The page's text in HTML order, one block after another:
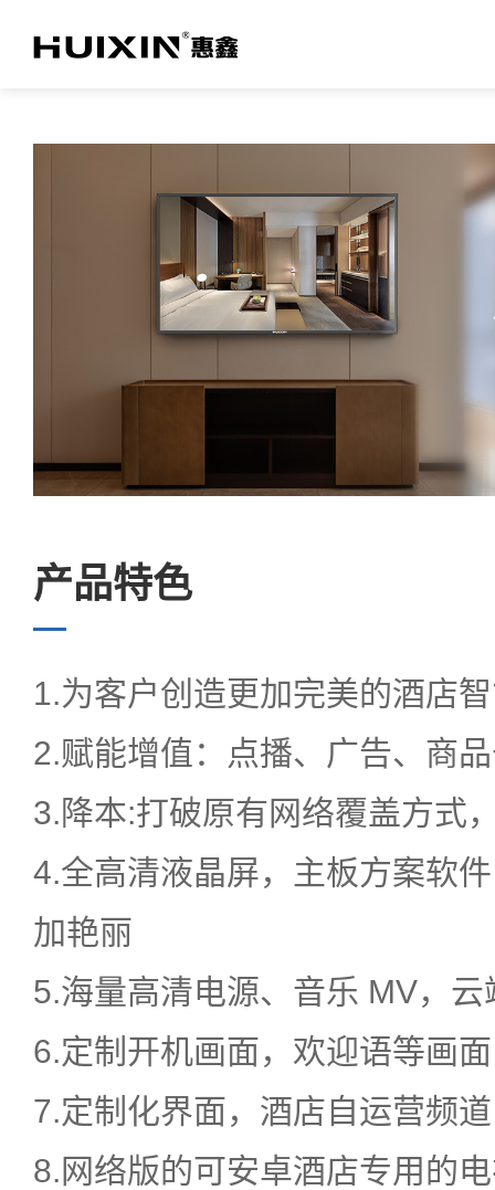
关于亚投网投
TV产品及方案
商用产品及方案
亚投(中国)中心
服务中心
EN
产品特色
1.为客户创造更加完美的酒店
2.赋能增值：点播、广告、商
3.降本:打破原有网络覆盖方式
4.全高清液晶屏，主板方案软
加艳丽
5.海量高清电源、音乐 MV，
6.定制开机画面，欢迎语等画面
7.定制化界面，酒店自运营频
8.网络版的可安卓酒店专用的